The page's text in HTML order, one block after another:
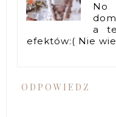
No
a
efektów:( Nie
ODPOWIEDZ